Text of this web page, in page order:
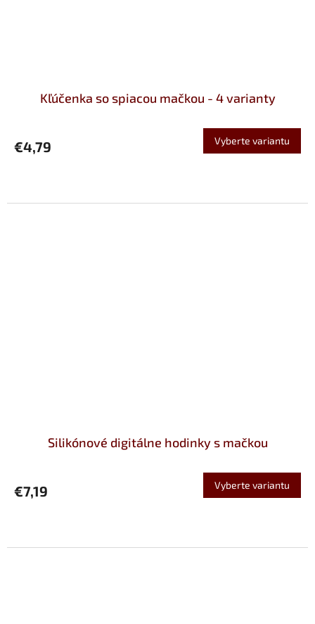
Kľúčenka so spiacou mačkou - 4 varianty
€4,79 Vyberte variantu
Silikónové digitálne hodinky s mačkou
€7,19 Vyberte variantu